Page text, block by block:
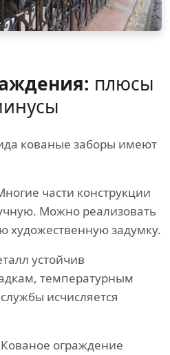
плюсы
кованые заборы имеют
части конструкции
Можно реализовать
художественную задумку.
устойчив
температурным
исчисляется
ограждение